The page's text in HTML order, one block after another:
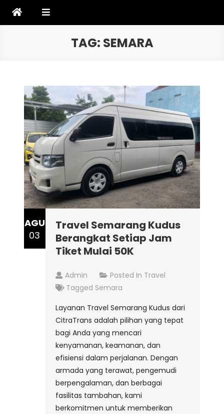
TAG: SEMARA
AGU
03
Travel Semarang Kudus
Berangkat Setiap Jam
Tiket Mulai 50K
Admin Posted In Travel
Tagged Semara
Layanan Travel Semarang Kudus dari
CitraTrans adalah pilihan yang tepat
bagi Anda yang mencari
kenyamanan, keamanan, dan
efisiensi dalam perjalanan. Dengan
armada yang terawat, pengemudi
berpengalaman, dan berbagai
fasilitas tambahan, kami
berkomitmen untuk memberikan